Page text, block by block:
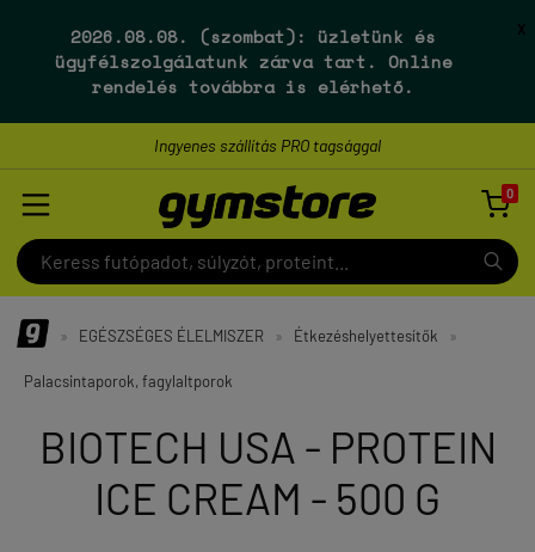
2026.08.08. (szombat):
üzletünk és
ügyfélszolgálatunk zárva tart. Online
rendelés továbbra is elérhető.
X
Ingyenes szállítás PRO tagsággal
0

» EGÉSZSÉGES ÉLELMISZER » Étkezéshelyettesítők »
Palacsintaporok, fagylaltporok
BIOTECH USA - PROTEIN
ICE CREAM - 500 G